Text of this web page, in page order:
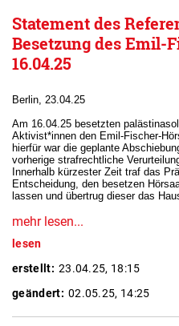
Statement des
Besetzung des Emil-
16.04.25
Berlin, 23.04.25
Am 16.04.25 besetzten
Aktivist*innen den Emil-Fischer-
hierfür war die geplante
vorherige strafrechtliche
Innerhalb kürzester Zeit traf das
Entscheidung, den besetzen
lassen und übertrug dieser das
mehr lesen...
lesen
erstellt: 23.04.25, 18:15
geändert: 02.05.25, 14:25